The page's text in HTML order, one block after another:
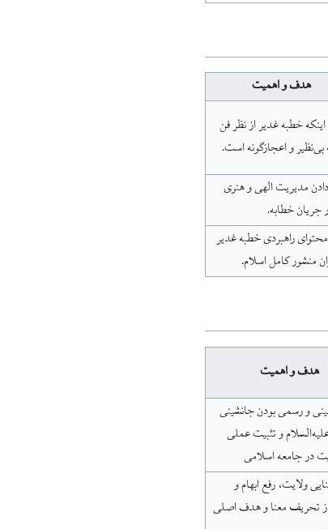
هدف و اهمیت
خطبه غدیر از نظر فن
و اعجازگونه است.
مدیریت الهی و هنری
جریان خطابه.
محتوای راهبردی خطبه غدیر
منشور کامل اسلام.
هدف و اهمیت
و رسمی بودن جانشینی
و تثبیت عملی
در جامعه اسلامی
ولایت، رفع ابهام و
تحریف معنا و هدف اصلی